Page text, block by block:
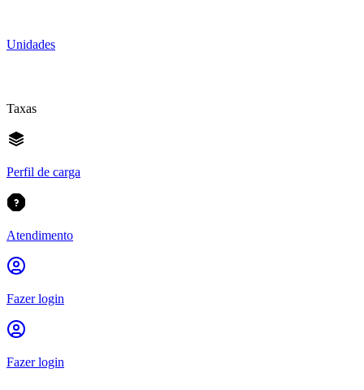
Unidades
Taxas
Perfil de carga
Atendimento
Fazer login
Fazer login